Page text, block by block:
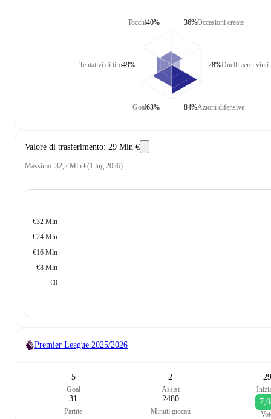
Tocchi40%
Tentativi di tiro49%
Goal63%
Occasioni create
36%
Duelli aerei vinti
28%
Azioni difensive
84%
Valore di trasferimento: 29 Mln €
Massimo: 32,2 Mln €(1 lug 2026)
€32 Mln
€24 Mln
€16 Mln
€8 Mln
€0
Premier League 2025/2026
5
Goal
2
Assist
29
31
Partite
2480
Minuti giocati